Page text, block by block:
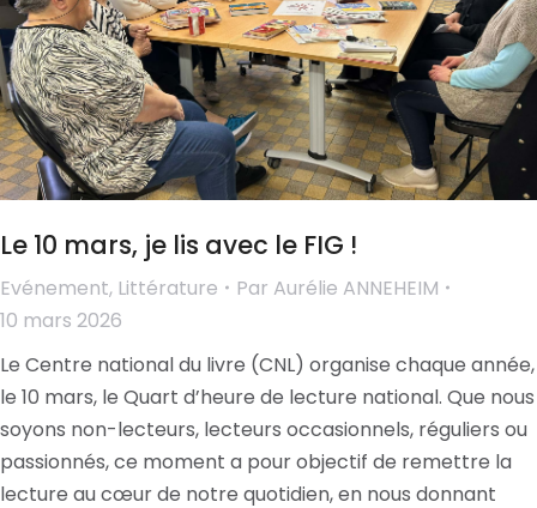
Le 10 mars, je lis avec le FIG !
Evénement, Littérature Par Aurélie ANNEHEIM
10 mars 2026
Le Centre national du livre (CNL) organise chaque année,
le 10 mars, le Quart d’heure de lecture national. Que nous
soyons non-lecteurs, lecteurs occasionnels, réguliers ou
passionnés, ce moment a pour objectif de remettre la
lecture au cœur de notre quotidien, en nous donnant